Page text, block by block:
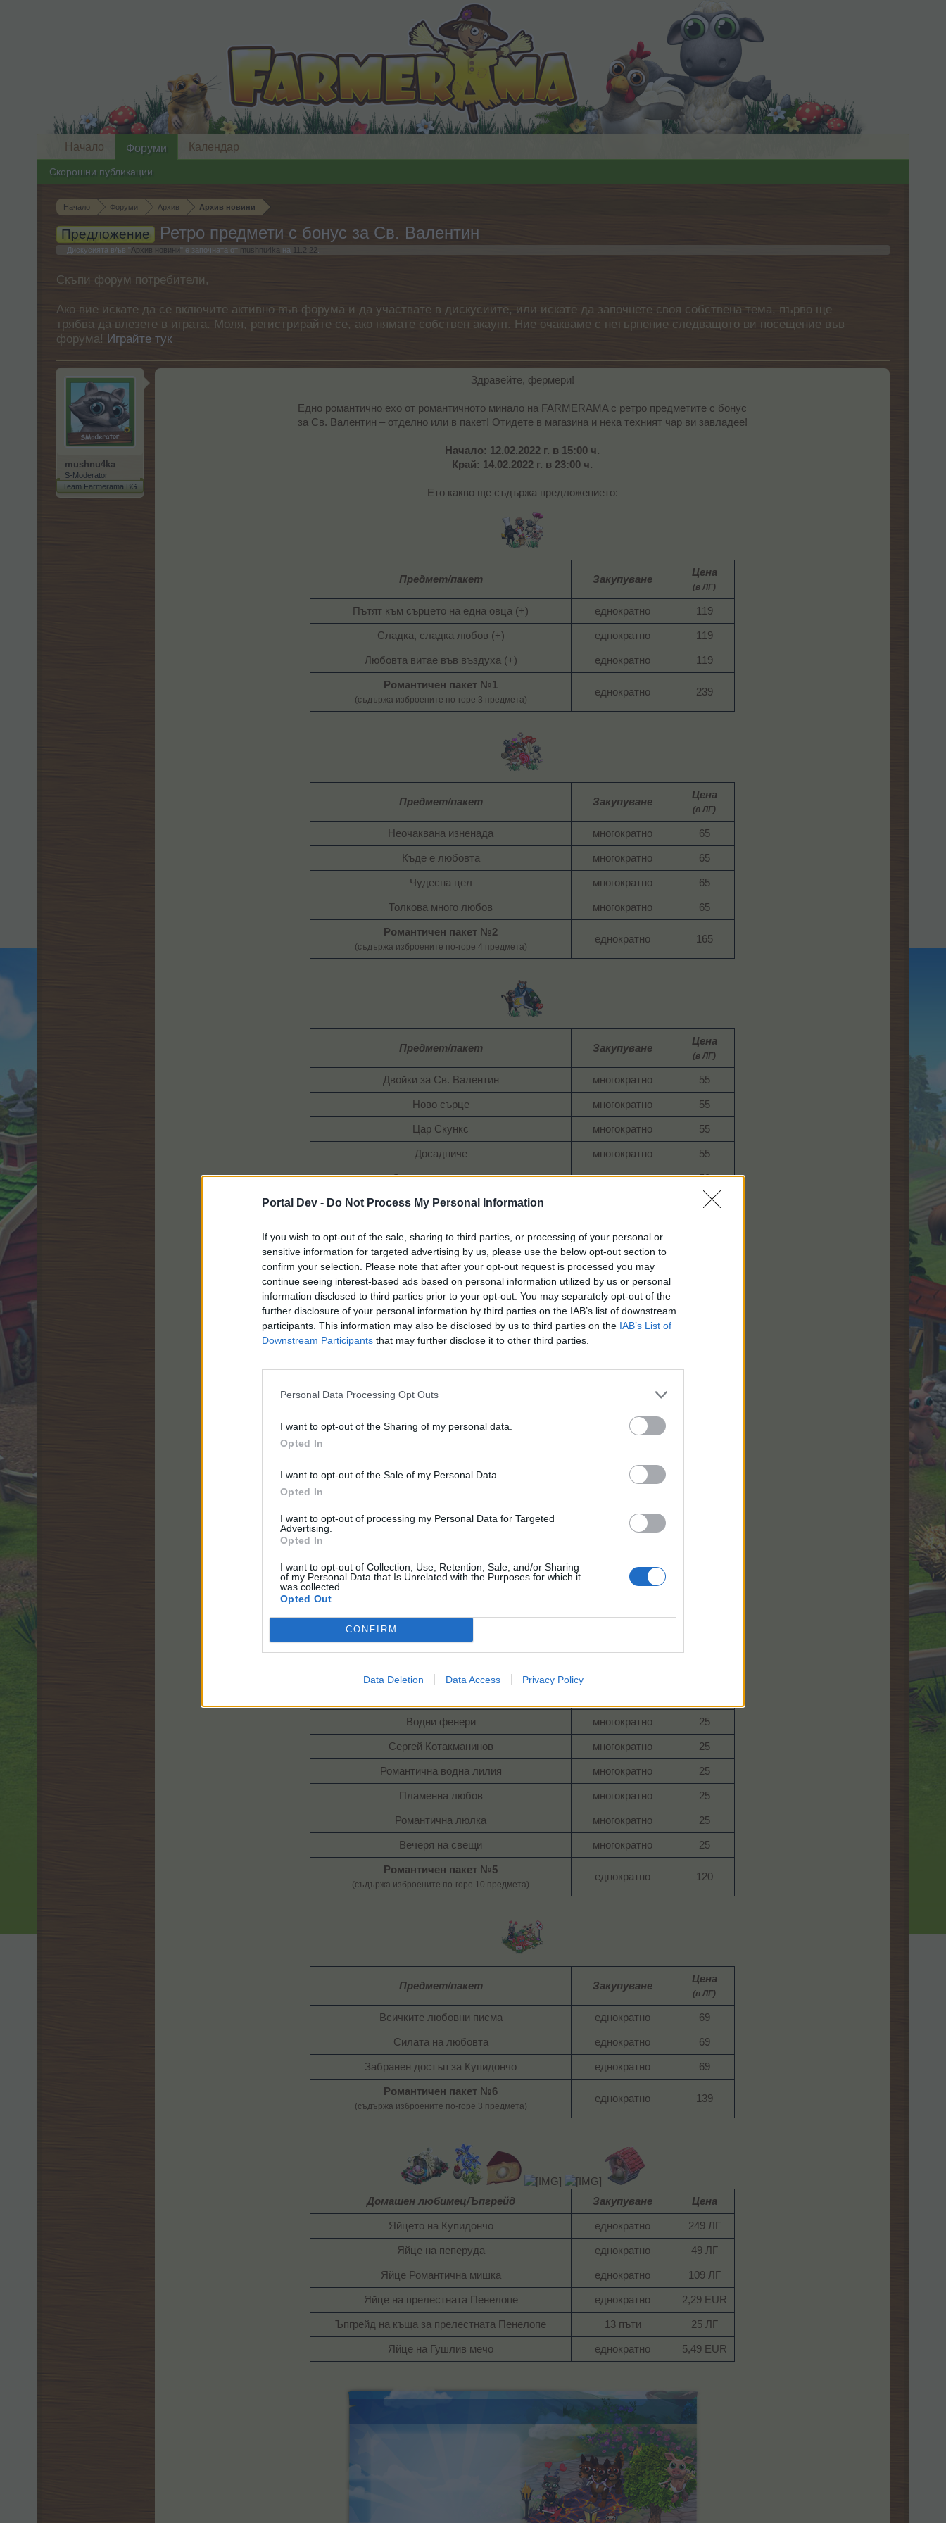
Portal Dev - Do Not Process My Personal Information
If you wish to opt-out of the sale, sharing to third parties, or processing of your personal or
sensitive information for targeted advertising by us, please use the below opt-out section to
confirm your selection. Please note that after your opt-out request is processed you may
continue seeing interest-based ads based on personal information utilized by us or personal
information disclosed to third parties prior to your opt-out. You may separately opt-out of the
further disclosure of your personal information by third parties on the IAB’s list of downstream
participants. This information may also be disclosed by us to third parties on the IAB’s List of
Downstream Participants that may further disclose it to other third parties.
Personal Data Processing Opt Outs
I want to opt-out of the Sharing of my personal data.
Opted In
I want to opt-out of the Sale of my Personal Data.
Opted In
I want to opt-out of processing my Personal Data for Targeted
Advertising.
Opted In
I want to opt-out of Collection, Use, Retention, Sale, and/or Sharing
of my Personal Data that Is Unrelated with the Purposes for which it
was collected.
Opted Out
CONFIRM
Data Deletion Data Access Privacy Policy
Начало Форуми Архив Архив новини
Предложение Ретро предмети с бонус за Св. Валентин
Дискусията в/ъв " Архив новини " е започната от mushnu4ka на 11.2.22
Скъпи форум потребители,
Ако вие искате да се включите активно във форума и да участвате в дискусиите, или искате да започнете своя собствена тема, първо ще
трябва да влезете в играта. Моля, регистрирайте се, ако нямате собствен акаунт. Ние очакваме с нетърпение следващото ви посещение във
форума! Играйте тук
mushnu4ka
S-Moderator
Team Farmerama BG
Здравейте, фермери!
Едно романтично ехо от романтичното минало на FARMERAMA с ретро предметите с бонус
за Св. Валентин – отделно или в пакет! Отидете в магазина и нека техният чар ви завладее!
Начало: 12.02.2022 г. в 15:00 ч.
Край: 14.02.2022 г. в 23:00 ч.
Eто какво ще съдържа предложението:
Предмет/пакет Закупуване
Цена
(в ЛГ)
Пътят към сърцето на една овца (+)​ еднократно​ 119​
Сладка, сладка любов (+)​ еднократно​ 119​
Любовта витае във въздуха (+)​ еднократно​ 119​
Романтичен пакет №1
(съдържа изброените по-горе 3 предмета)
еднократно​ 239​
Предмет/пакет Закупуване
Цена
(в ЛГ)
Неочаквана изненада​ многократно​ 65​
Къде е любовта​ многократно​ 65​
Чудесна цел​ многократно​ 65​
Толкова много любов​ многократно​ 65​
Романтичен пакет №2
(съдържа изброените по-горе 4 предмета)
еднократно​ 165​
Предмет/пакет Закупуване
Цена
(в ЛГ)
Двойки за Св. Валентин​ многократно​ 55​
Ново сърце​ многократно​ 55​
Цар Скункс​ многократно​ 55​
Досадниче​ многократно​ 55​
Специална премяна​ многократно​ 50​
Сладко зайче​ 50​
(съдържа изброените по-горе 6 предмета)
еднократно​
Предмет/пакет
Омайна серенада​
Прекрасна баркарола​ многократно​
Романтичен пакет №4
еднократно​
Идеалният букет​
Водни фенери​ многократно​ 25​
Сергей Котакманинов​ многократно​ 25​
Романтична водна лилия​ многократно​ 25​
Пламенна любов​ многократно​ 25​
Романтична люлка​ многократно​ 25​
Вечеря на свещи​ многократно​ 25​
Романтичен пакет №5
(съдържа изброените по-горе 10 предмета)
еднократно​ 120​
Предмет/пакет Закупуване
Цена
(в ЛГ)
Всичките любовни писма​ еднократно​ 69​
Силата на любовта​ еднократно​ 69​
Забранен достъп за Купидончо​ еднократно​ 69​
Романтичен пакет №6
(съдържа изброените по-горе 3 предмета)
еднократно​ 139​
Домашен любимец/Ъпгрейд Закупуване Цена
Яйцето на Купидончо​ еднократно​ 249 ЛГ​
Яйце на пеперуда​ еднократно​ 49 ЛГ​
Яйце Романтична мишка​ еднократно​ 109 ЛГ​
Яйце на прелестната Пенелопе​ еднократно​ 2,29 EUR​
Ъпгрейд на къща за прелестната Пенелопе​ 13 пъти​ 25 ЛГ​
Яйце на Гушлив мечо​ еднократно​ 5,49 EUR​
Начало Форуми
Скорошни публикации
Календар